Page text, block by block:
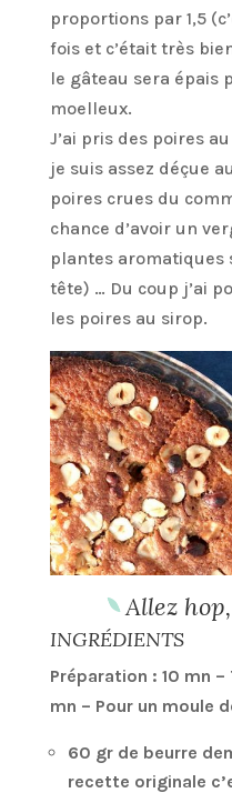
proportions par 1,5
fois et c’était très
le gâteau sera épais
moelleux.
J’ai pris des poires
je suis assez déçue
poires crues du
chance d’avoir un
plantes
tête) … Du coup j’ai
les poires au sirop.
Allez
INGRÉDIENTS
Préparation : 10 mn
mn – Pour un moule
60 gr de beurre
recette originale